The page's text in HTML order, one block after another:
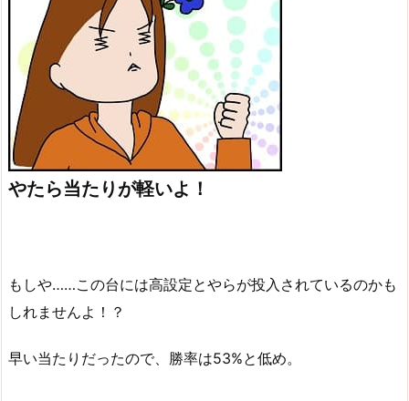
やたら当たりが軽いよ！
もしや……この台には高設定とやらが投入されているのかも
しれませんよ！？
早い当たりだったので、勝率は53%と低め。